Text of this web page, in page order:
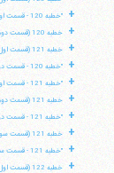
+ "خطبه 120 - قسمت اول"
+ خطبه 120 (قسمت دوم)
+ خطبه 121 (قسمت اول)
+ "خطبه 120 - قسمت دوم"
+ "خطبه 121 - قسمت اول"
+ خطبه 121 (قسمت دوم)
+ "خطبه 121 - قسمت دوم"
+ خطبه 121 (قسمت سوم)
+ "خطبه 121 - قسمت سوم"
+ خطبه 122 (قسمت اول)